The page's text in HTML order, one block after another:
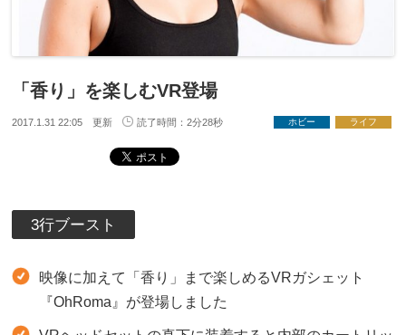
「香り」を楽しむVR登場
2017.1.31 22:05 更新 読了時間：2分28秒 ホビー ライフ
3行ブースト
映像に加えて「香り」まで楽しめるVRガシェット
『OhRoma』が登場しました